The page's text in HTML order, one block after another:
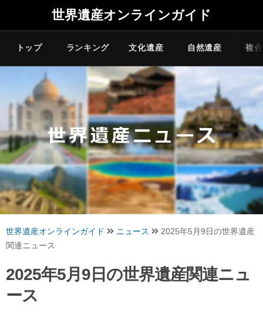
世界遺産オンラインガイド
トップ ランキング 文化遺産 自然遺産 複
世界遺産オンラインガイド ニュース
2025年5月9日の世界遺産
関連ニュース
2025年5月9日の世界遺産関連ニュ
ース